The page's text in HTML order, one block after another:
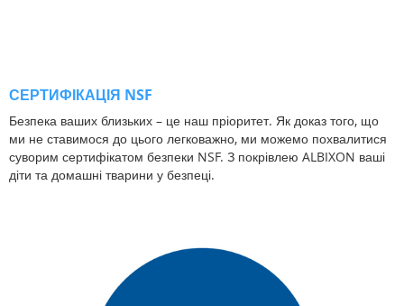
СЕРТИФІКАЦІЯ NSF
Безпека ваших близьких – це наш пріоритет. Як доказ того, що
ми не ставимося до цього легковажно, ми можемо похвалитися
суворим сертифікатом безпеки NSF. З покрівлею ALBIXON ваші
діти та домашні тварини у безпеці.